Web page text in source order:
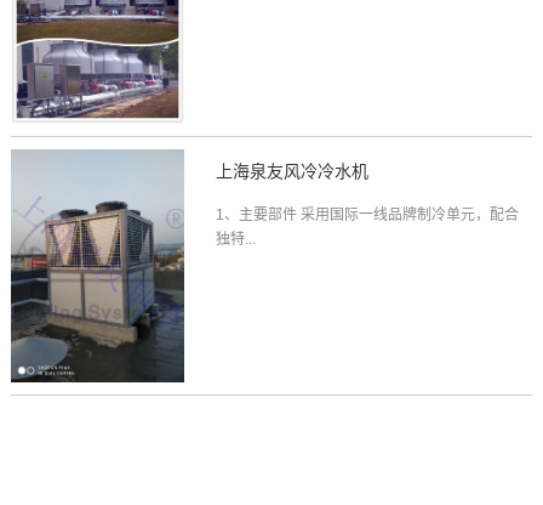
上海泉友风冷冷水机
1、主要部件 采用国际一线品牌制冷单元，配合
独特...